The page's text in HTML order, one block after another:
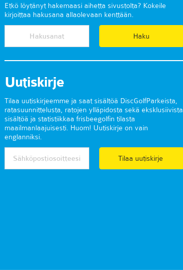
Etkö löytänyt hakemaasi aihetta sivustolta? Kokeile
kirjoittaa hakusana allaolevaan kenttään.
Uutiskirje
Tilaa uutiskirjeemme ja saat sisältöä DiscGolfParkeista,
ratasuunnittelusta, ratojen ylläpidosta sekä eksklusiivista
sisältöä ja statistiikkaa frisbeegolfin tilasta
maailmanlaajuisesti. Huom! Uutiskirje on vain
englanniksi.
Tilaa uutiskirje